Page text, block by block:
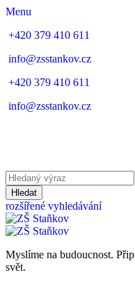
Menu
+420 379 410 611
info@zsstankov.cz
+420 379 410 611
info@zsstankov.cz
Hledat
rozšířené vyhledávání
Myslíme na budoucnost.
svět.